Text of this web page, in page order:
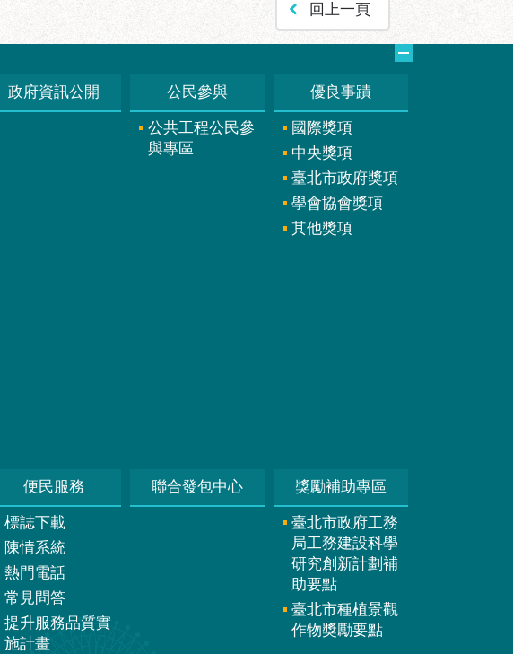
回上一頁
政府資訊公開 公民參與
公共工程公民參
與專區
優良事蹟
國際獎項
中央獎項
臺北市政府獎項
學會協會獎項
其他獎項
便民服務
標誌下載
陳情系統
熱門電話
常見問答
提升服務品質實
施計畫
聯合發包中心 獎勵補助專區
臺北市政府工務
局工務建設科學
研究創新計劃補
助要點
臺北市種植景觀
作物獎勵要點